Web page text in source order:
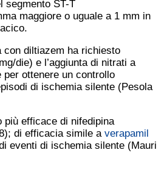
segmento ST-T
maggiore o uguale a 1 mm in
diltiazem ha richiesto
die) e l’aggiunta di nitrati a
per ottenere un controllo
di ischemia silente (Pesola
più efficace di nifedipina
di efficacia simile a verapamil
eventi di ischemia silente (Mauri